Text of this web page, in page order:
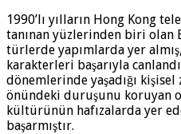
1990’lı yılların Hong Kong
tanınan yüzlerinden biri olan
türlerde yapımlarda yer
karakterleri başarıyla
dönemlerinde yaşadığı
önündeki duruşunu koruyan
kültürünün hafızalarda yer
başarmıştır.